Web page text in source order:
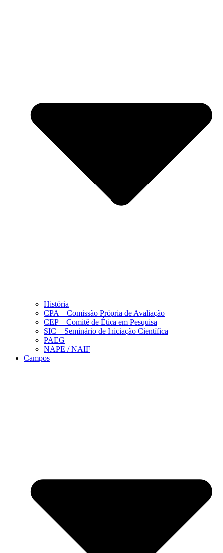
História
CPA – Comissão Própria de Avaliação
CEP – Comitê de Ética em Pesquisa
SIC – Seminário de Iniciação Científica
PAEG
NAPE / NAIF
Campos